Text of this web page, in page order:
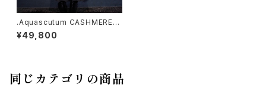
.Aquascutum CASHMERE10
0% BELTED BALMACAAN C
OAT/アクアスキュータムカシミ
¥49,800
同じカテゴリの商品